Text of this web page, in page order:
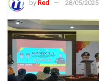
by Red 28/05/2025